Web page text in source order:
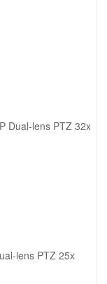
Dual-lens PTZ 32x
lens PTZ 25x